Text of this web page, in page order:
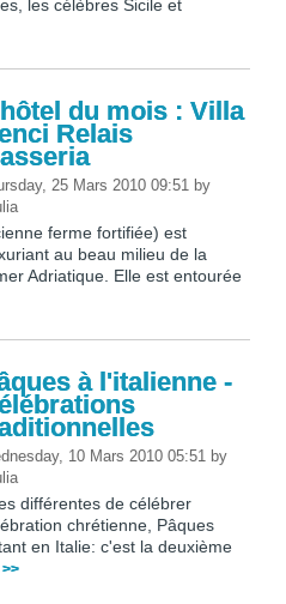
les célèbres Sicile et
du mois : Villa
Relais
25 Mars 2010 09:51 by
ferme fortifiée) est
au beau milieu de la
Adriatique. Elle est entourée
à l'italienne -
10 Mars 2010 05:51 by
différentes de célébrer
chrétienne, Pâques
en Italie: c'est la deuxième